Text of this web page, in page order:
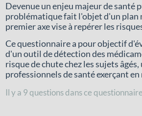
Devenue un enjeu majeur de santé
problématique fait l'objet d'un plan
premier axe vise à repérer les
Ce questionnaire a pour objectif
d'un outil de détection des
risque de chute chez les sujets
professionnels de santé exerçant
Il y a 9 questions dans ce